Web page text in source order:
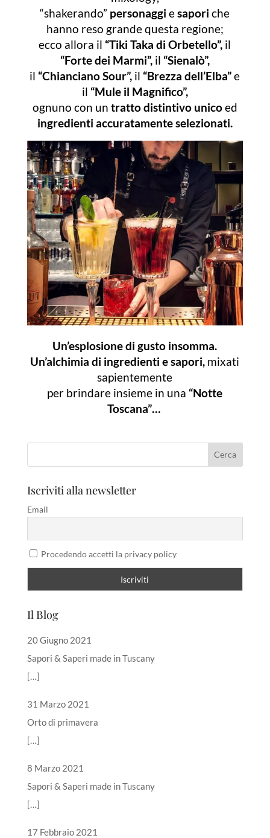
“shakerando” personaggi esaporiche
hanno reso grande questa regione;
ecco allora il “Tiki Taka di Orbetello”, il
“Forte dei Marmi”, il “Sienalò”,
il “Chianciano Sour”, il “Brezza dell’Elba”e
il “Mule il Magnifico”,
ognuno con un tratto distintivo unicoed
ingredienti accuratamente selezionati.
Un’esplosione di gusto insomma.
Un’alchimia di ingredienti e sapori, mixati
sapientemente
per brindare insieme in una “Notte
Toscana”…
Iscriviti alla newsletter
Email
Procedendo accetti la privacy policy
Il Blog
20 Giugno 2021
Sapori & Saperi made in Tuscany
[…]
31 Marzo 2021
Orto di primavera
[…]
8 Marzo 2021
Sapori & Saperi made in Tuscany
[…]
17 Febbraio 2021